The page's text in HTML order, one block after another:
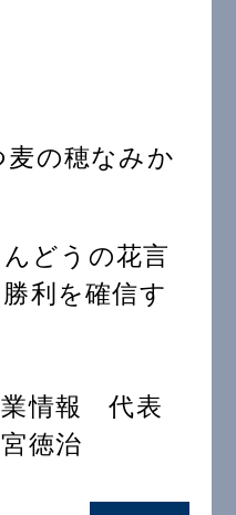
の穂なみか
の花言
利を確信す
心」
報 代表
徳治